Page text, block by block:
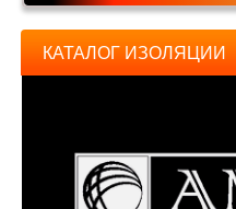
КАТАЛОГ ИЗОЛЯЦИИ